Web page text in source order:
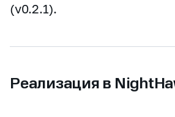
(v0.2.1).
Реализация в